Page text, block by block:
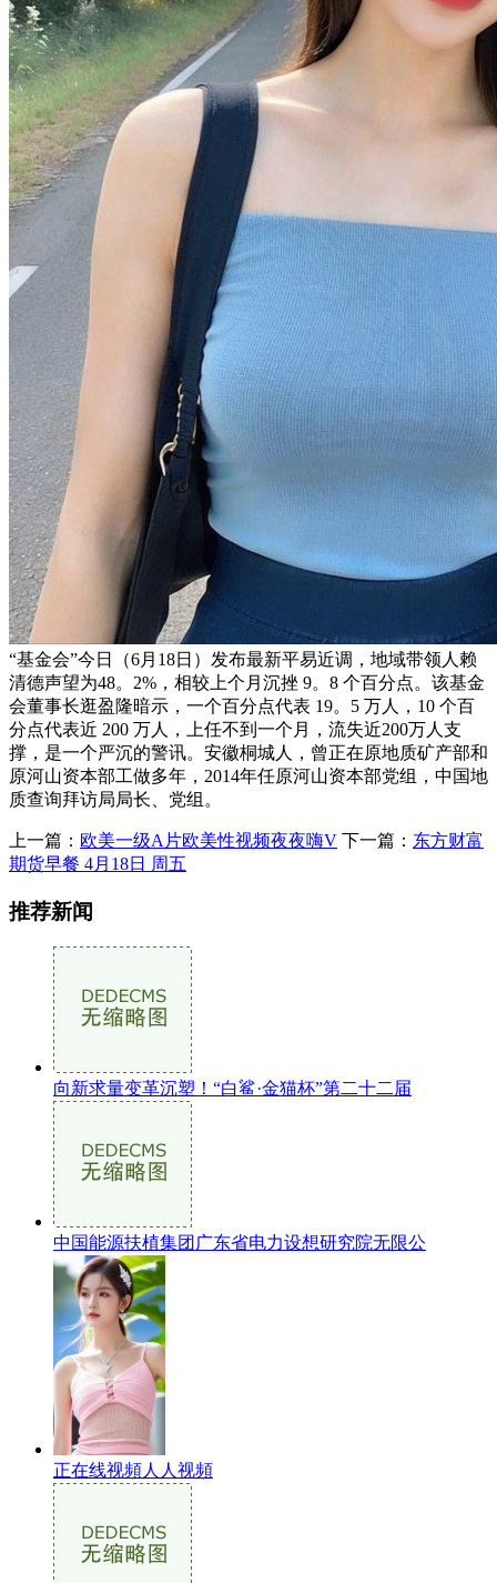
“基金会”今日（6月18日）发布最新平易近调，地域带领人赖
清德声望为48。2%，相较上个月沉挫 9。8 个百分点。该基金
会董事长逛盈隆暗示，一个百分点代表 19。5 万人，10 个百
分点代表近 200 万人，上任不到一个月，流失近200万人支
撑，是一个严沉的警讯。安徽桐城人，曾正在原地质矿产部和
原河山资本部工做多年，2014年任原河山资本部党组，中国地
质查询拜访局局长、党组。
上一篇： 欧美一级A片欧美性视频夜夜嗨V 下一篇： 东方财富
期货早餐 4月18日 周五
推荐新闻
向新求量变革沉塑！“白鲨·金猫杯”第二十二届
中国能源扶植集团广东省电力设想研究院无限公
正在线视頻人人视頻